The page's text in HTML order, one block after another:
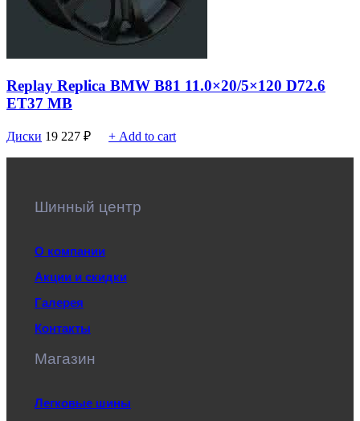
Replay Replica BMW B81 11.0×20/5×120 D72.6
ET37 MB
Диски 19 227 ₽ + Add to cart
Шинный центр
О компании
Акции и скидки
Галерея
Контакты
Магазин
Легковые шины